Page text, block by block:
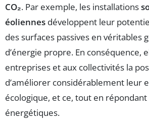
CO₂. Par exemple, les installations
éoliennes développent leur
des surfaces passives en véritables
d’énergie propre. En conséquence,
entreprises et aux collectivités la
d’améliorer considérablement leur
écologique, et ce, tout en
énergétiques.